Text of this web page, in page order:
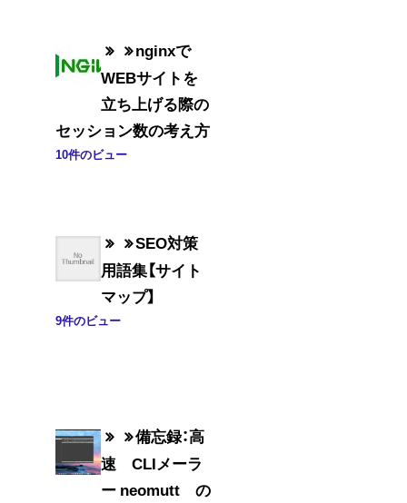
nginxで
WEBサイトを
立ち上げる際の
セッション数の考え方
10件のビュー
SEO対策
用語集【サイト
マップ】
9件のビュー
備忘録：高
速 CLIメーラ
ー neomutt の